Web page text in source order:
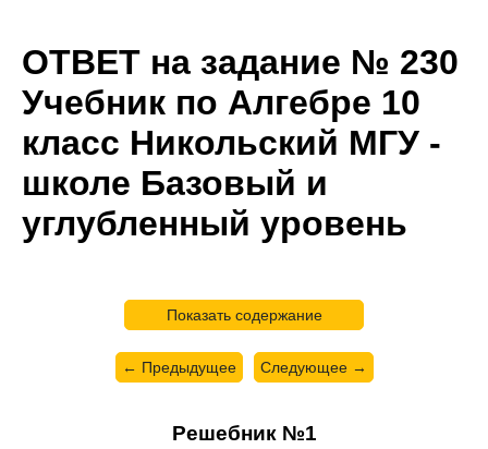
ОТВЕТ на задание № 230
Учебник по Алгебре 10
класс Никольский МГУ -
школе Базовый и
углубленный уровень
Показать содержание
← Предыдущее Следующее →
Решебник №1